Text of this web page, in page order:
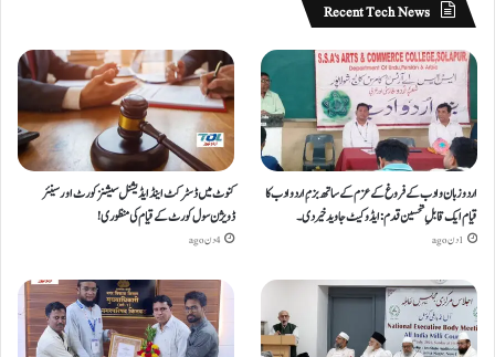
Recent Tech News
اردو زبان و ادب کے فروغ کے عزم کے ساتھ بزمِ اردو ادب کا
قیام ایک قابلِ تحسین قدم : ایڈوکیٹ جاوید خیردی۔
1 دن ago
کنوٹ میں ڈسٹرکٹ اینڈ ایڈیشنل سیشنز کورٹ اور سینئر
ڈویژن سول کورٹ کے قیام کی منظوری!
4 دن ago